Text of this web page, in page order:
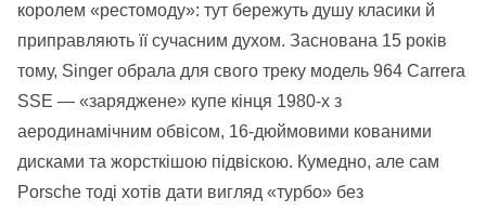
королем «рестомоду»: тут бережуть душу класики й
приправляють її сучасним духом. Заснована 15 років
тому, Singer обрала для свого треку модель 964 Carrera
SSE — «заряджене» купе кінця 1980-х з
аеродинамічним обвісом, 16-дюймовими кованими
дисками та жорсткішою підвіскою. Кумедно, але сам
Porsche тоді хотів дати вигляд «турбо» без